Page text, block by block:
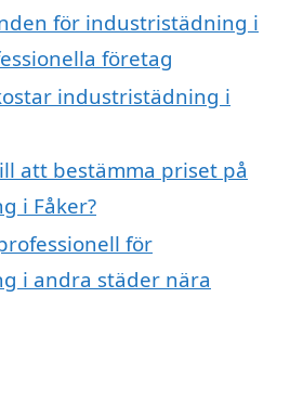
för industristädning i
företag
industristädning i
att bestämma priset på
i Fåker?
för
i andra städer nära